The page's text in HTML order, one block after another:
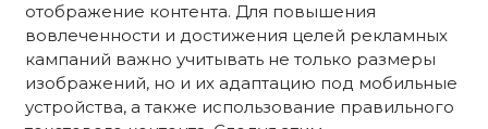
отображение контента. Для повышения
вовлеченности и достижения целей рекламных
кампаний важно учитывать не только размеры
изображений, но и их адаптацию под мобильные
устройства, а также использование правильного